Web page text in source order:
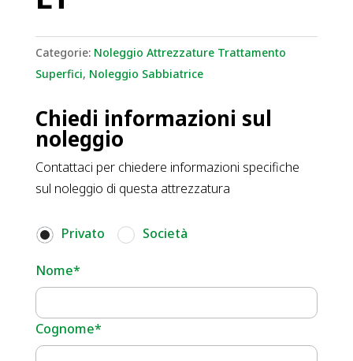
Categorie: Noleggio Attrezzature Trattamento
Superfici, Noleggio Sabbiatrice
Chiedi informazioni sul
noleggio
Contattaci per chiedere informazioni specifiche
sul noleggio di questa attrezzatura
Privato Società
Nome*
Cognome*